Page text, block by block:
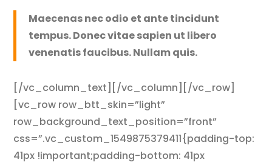
Maecenas nec odio et ante tincidunt
tempus. Donec vitae sapien ut libero
venenatis faucibus. Nullam quis.
[/vc_column_text][/vc_column][/vc_row]
[vc_row row_btt_skin=”light”
row_background_text_position=”front”
css=”.vc_custom_1549875379411{padding-top:
41px !important;padding-bottom: 41px